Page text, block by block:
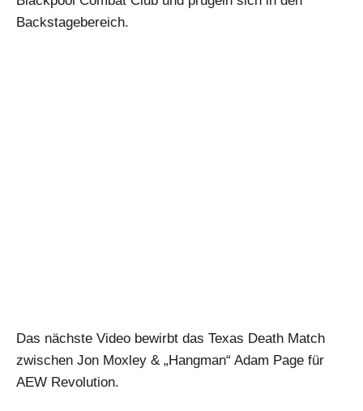
Backstagebereich.
Das nächste Video bewirbt das Texas Death Match
zwischen Jon Moxley & „Hangman“ Adam Page für
AEW Revolution.